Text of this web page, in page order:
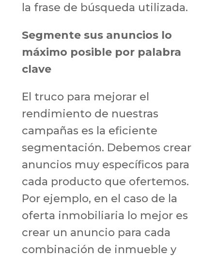
la frase de búsqueda utilizada.
Segmente sus anuncios lo
máximo posible por palabra
clave
El truco para mejorar el
rendimiento de nuestras
campañas es la eficiente
segmentación. Debemos crear
anuncios muy específicos para
cada producto que ofertemos.
Por ejemplo, en el caso de la
oferta inmobiliaria lo mejor es
crear un anuncio para cada
combinación de inmueble y